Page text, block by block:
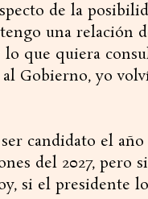
de la
una relación
lo que quiera
Gobierno, yo
candidato el
del 2027, pero
si el presidente